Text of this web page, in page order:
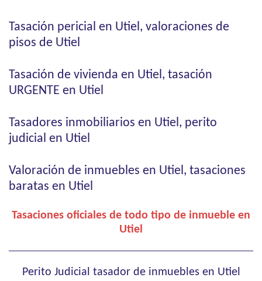
Tasación pericial en Utiel, valoraciones de
pisos de Utiel
Tasación de vivienda en Utiel, tasación
URGENTE en Utiel
Tasadores inmobiliarios en Utiel, perito
judicial en Utiel
Valoración de inmuebles en Utiel, tasaciones
baratas en Utiel
Tasaciones oficiales de todo tipo de inmueble en
Utiel
Perito Judicial tasador de inmuebles en Utiel